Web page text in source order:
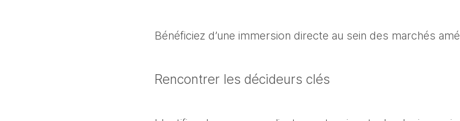
Bénéficiez d’une immersion directe au sein des marchés
Rencontrer les décideurs clés